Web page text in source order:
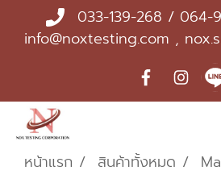
033-139-268 / 064-
info@noxtesting.com ,
หน้าแรก สินค้าทั้งหมด